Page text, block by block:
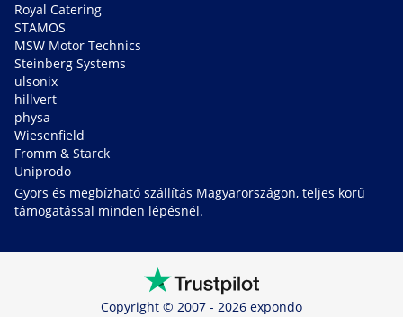
Royal Catering
STAMOS
MSW Motor Technics
Steinberg Systems
ulsonix
hillvert
physa
Wiesenfield
Fromm & Starck
Uniprodo
Gyors és megbízható szállítás Magyarországon, teljes körű
támogatással minden lépésnél.
Copyright © 2007 - 2026 expondo